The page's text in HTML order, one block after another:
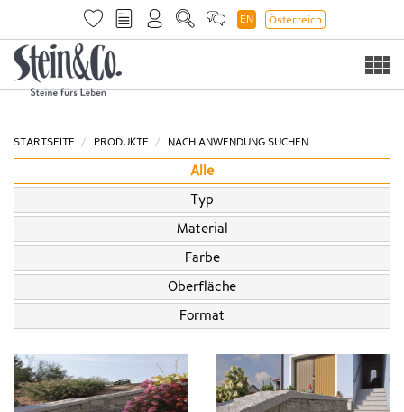
EN Österreich
STARTSEITE PRODUKTE NACH ANWENDUNG SUCHEN
Alle
Typ
Material
Farbe
Oberfläche
Format